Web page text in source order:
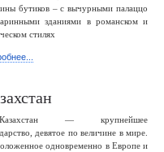
бутиков – с вычурными палаццо
зданиями в романском и
стилях
Казахстан — крупнейшее
девятое по величине в мире.
одновременно в Европе и